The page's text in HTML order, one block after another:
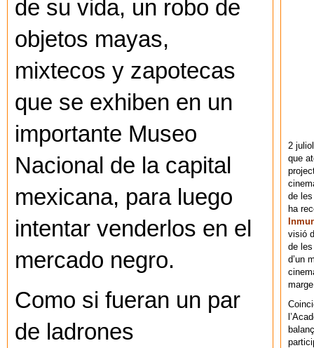
de su vida, un robo de
objetos mayas,
mixtecos y zapotecas
que se exhiben en un
importante Museo
Nacional de la capital
mexicana, para luego
intentar venderlos en el
mercado negro.
Como si fueran un par
de ladrones
2
que
de
ha
visió
de
d’un